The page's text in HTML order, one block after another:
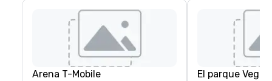
Arena T-Mobile El parque Vegas